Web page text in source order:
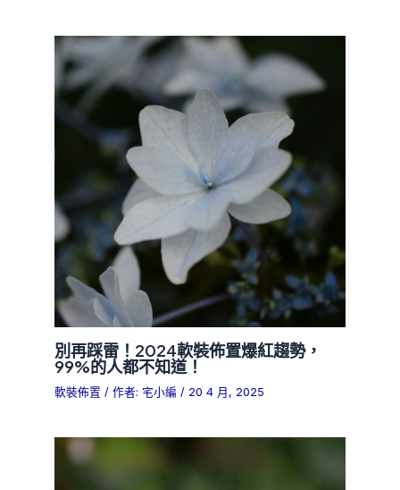
別再踩雷！2024軟裝佈置爆紅趨勢，
99%的人都不知道！
軟裝佈置 / 作者: 宅小編 / 20 4 月, 2025